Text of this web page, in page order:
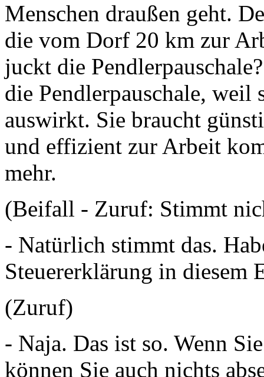
Menschen draußen geht.
die vom Dorf 20 km zur
juckt die
die Pendlerpauschale, weil
auswirkt. Sie braucht
und effizient zur Arbeit
mehr.
(Beifall - Zuruf: Stimmt
- Natürlich stimmt das.
Steuererklärung in diesem
(Zuruf)
- Naja. Das ist so. Wenn
können Sie auch nichts